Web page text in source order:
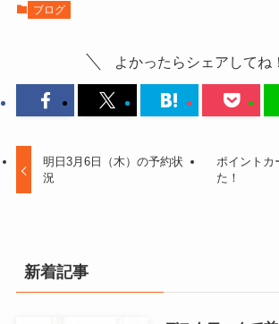
ブログ
よかったらシェアしてね！
明日3月6日（木）の予約状
況
ポイントカ
た！
新着記事